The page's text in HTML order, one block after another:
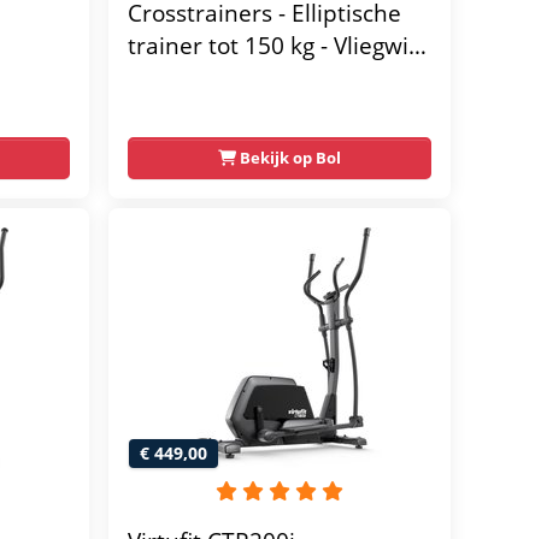
Crosstrainers - Elliptische
trainer tot 150 kg - Vliegwiel
LCD-scherm - Zwart
Bekijk op Bol
€ 449,00